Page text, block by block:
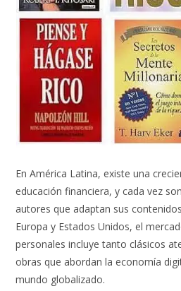
En América Latina, existe una
educación financiera, y cada vez
autores que adaptan sus
Europa y Estados Unidos, el
personales incluye tanto clásicos
obras que abordan la economía
mundo globalizado.